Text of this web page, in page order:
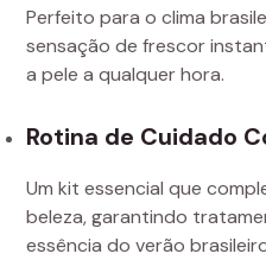
Perfeito para o clima
sensação de frescor
a pele a qualquer hora.
Rotina de Cuidado
Um kit essencial que
beleza, garantindo
essência do verão